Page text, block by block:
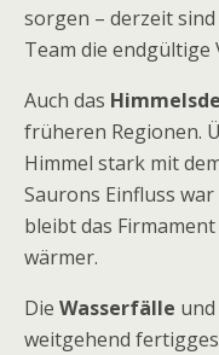
sorgen – derzeit
Team die
Auch das
früheren Regionen.
Himmel stark mit
Saurons Einfluss
bleibt das
wärmer.
Die Wasserfälle und
weitgehend